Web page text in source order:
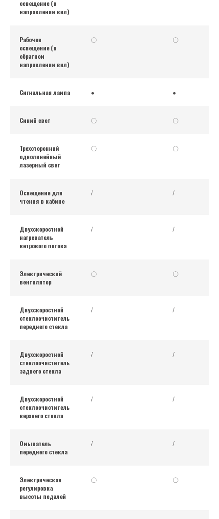
освещение (в
направлении вил)
Рабочее
освещение (в
обратном
направлении вил)
〇 〇
Сигнальная лампа ● ●
Синий свет 〇 〇
Трехсторонний
однолинейный
лазерный свет
〇 〇
Освещение для
чтения в кабине
/ /
Двухскоростной
нагреватель
ветрового потока
/ /
Электрический
вентилятор
〇 〇
Двухскоростной
стеклоочиститель
переднего стекла
/ /
Двухскоростной
стеклоочиститель
заднего стекла
/ /
Двухскоростной
стеклоочиститель
верхнего стекла
/ /
Омыватель
переднего стекла
/ /
Электрическая
регулировка
высоты педалей
〇 〇